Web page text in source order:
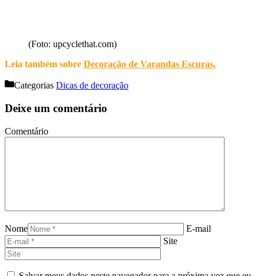
(Foto: upcyclethat.com)
Leia também sobre Decoração de Varandas Escuras.
Categorias Dicas de decoração
Deixe um comentário
Comentário
Nome
E-mail
Site